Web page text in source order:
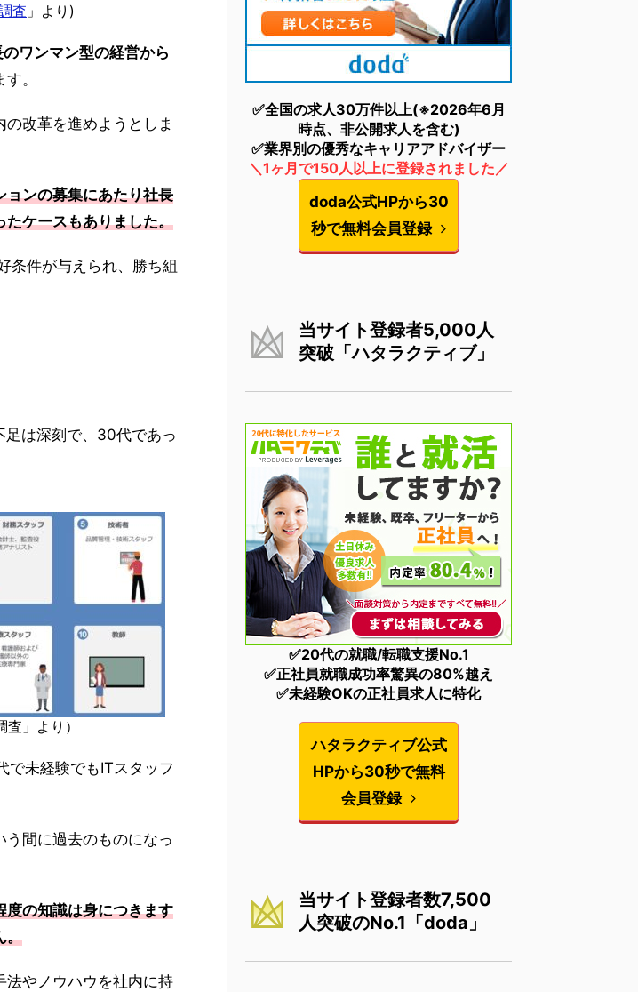
査 」より)
のワンマン型の経営から
。
改革を進めようとしま
ョンの募集にあたり社長
たケースもありました。
条件が与えられ、勝ち組
足は深刻で、30代であっ
」より）
で未経験でもITスタッフ
間に過去のものになっ
度の知識は身につきます
。
法やノウハウを社内に持
✅全国の求人30万件以上(※2026年6月
時点、非公開求人を含む)
✅業界別の優秀なキャリアアドバイザー
＼1ヶ月で150人以上に登録されました／
doda公式HPから30
秒で無料会員登録
当サイト登録者5,000人
突破「ハタラクティブ」
✅20代の就職/転職支援No.1
✅正社員就職成功率驚異の80%越え
✅未経験OKの正社員求人に特化
ハタラクティブ公式
HPから30秒で無料
会員登録
当サイト登録者数7,500
人突破のNo.1「doda」